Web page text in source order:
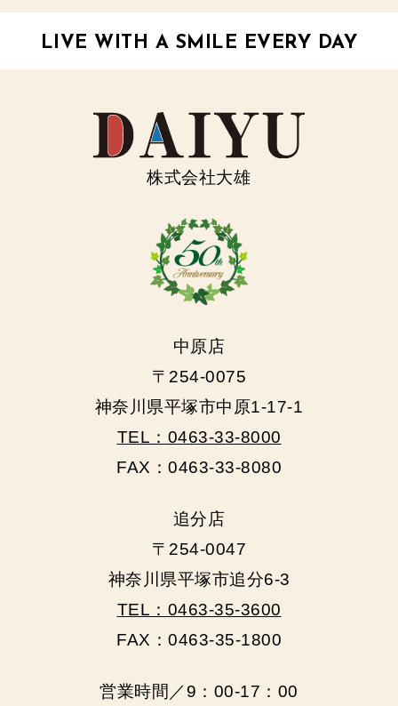
LIVE WITH A SMILE EVERY DAY
株式会社大雄
中原店
〒254-0075
神奈川県平塚市中原1-17-1
TEL：0463-33-8000
FAX：0463-33-8080
追分店
〒254-0047
神奈川県平塚市追分6-3
TEL：0463-35-3600
FAX：0463-35-1800
営業時間／9：00‐17：00